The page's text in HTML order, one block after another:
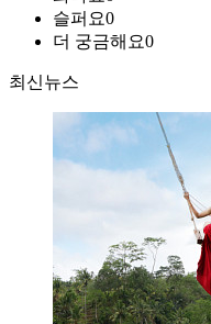
슬퍼요0
더 궁금해요0
최신뉴스